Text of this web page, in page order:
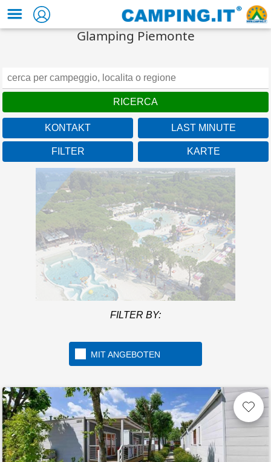
Glamping Piemonte
KONTAKT LAST MINUTE
FILTER KARTE
Venetien
Willkommen im ersten 5-
Mehr info
FILTER BY:
MIT ANGEBOTEN